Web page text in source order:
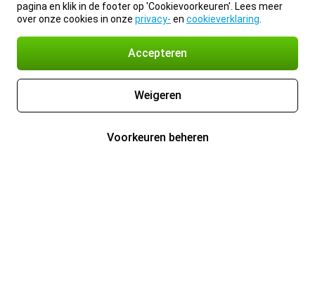
pagina en klik in de footer op 'Cookievoorkeuren'. Lees meer
over onze cookies in onze privacy- en cookieverklaring
Accepteren
Weigeren
Voorkeuren beheren